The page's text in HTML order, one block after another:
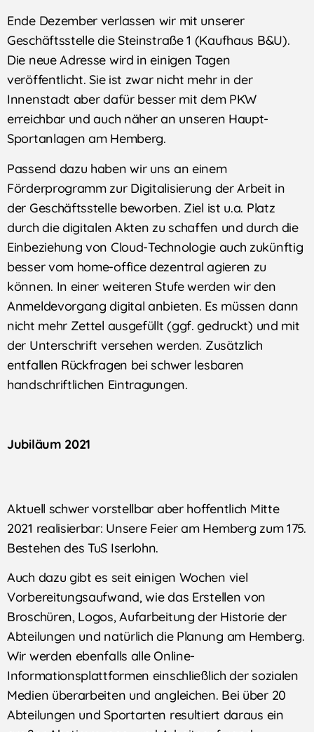
Ende Dezember verlassen wir mit unserer
Geschäftsstelle die Steinstraße 1 (Kaufhaus B&U).
Die neue Adresse wird in einigen Tagen
veröffentlicht. Sie ist zwar nicht mehr in der
Innenstadt aber dafür besser mit dem PKW
erreichbar und auch näher an unseren Haupt-
Sportanlagen am Hemberg.
Passend dazu haben wir uns an einem
Förderprogramm zur Digitalisierung der Arbeit in
der Geschäftsstelle beworben. Ziel ist u.a. Platz
durch die digitalen Akten zu schaffen und durch die
Einbeziehung von Cloud-Technologie auch zukünftig
besser vom home-office dezentral agieren zu
können. In einer weiteren Stufe werden wir den
Anmeldevorgang digital anbieten. Es müssen dann
nicht mehr Zettel ausgefüllt (ggf. gedruckt) und mit
der Unterschrift versehen werden. Zusätzlich
entfallen Rückfragen bei schwer lesbaren
handschriftlichen Eintragungen.
Jubiläum 2021
Aktuell schwer vorstellbar aber hoffentlich Mitte
2021 realisierbar: Unsere Feier am Hemberg zum 175.
Bestehen des TuS Iserlohn.
Auch dazu gibt es seit einigen Wochen viel
Vorbereitungsaufwand, wie das Erstellen von
Broschüren, Logos, Aufarbeitung der Historie der
Abteilungen und natürlich die Planung am Hemberg.
Wir werden ebenfalls alle Online-
Informationsplattformen einschließlich der sozialen
Medien überarbeiten und angleichen. Bei über 20
Abteilungen und Sportarten resultiert daraus ein